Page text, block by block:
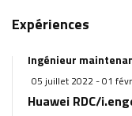
Expériences
Ingénieur
05 juillet 2022 - 01
Huawei RDC/